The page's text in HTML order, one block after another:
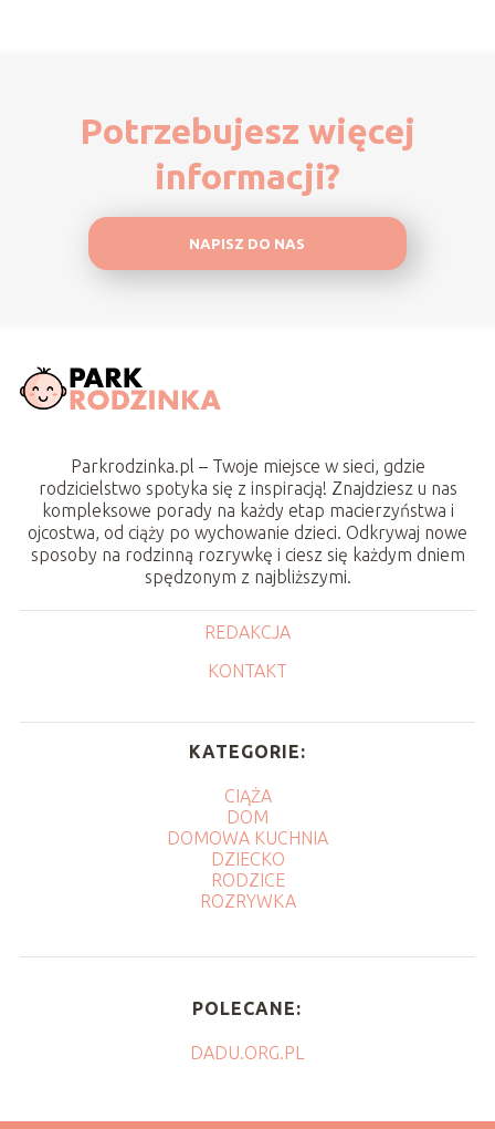
Potrzebujesz więcej
informacji?
NAPISZ DO NAS
Parkrodzinka.pl – Twoje miejsce w sieci, gdzie
rodzicielstwo spotyka się z inspiracją! Znajdziesz u nas
kompleksowe porady na każdy etap macierzyństwa i
ojcostwa, od ciąży po wychowanie dzieci. Odkrywaj nowe
sposoby na rodzinną rozrywkę i ciesz się każdym dniem
spędzonym z najbliższymi.
REDAKCJA
KONTAKT
KATEGORIE:
CIĄŻA
DOM
DOMOWA KUCHNIA
DZIECKO
RODZICE
ROZRYWKA
POLECANE:
DADU.ORG.PL